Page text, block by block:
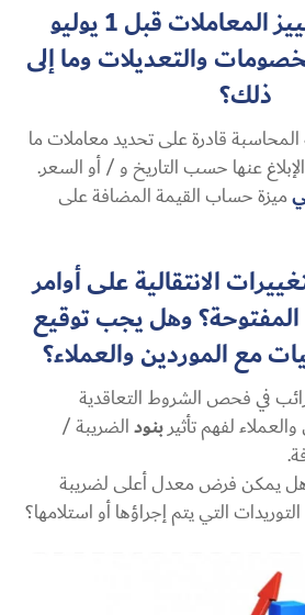
كيف سيتم تمييز المعاملات قبل 1 يوليو
والتعديلات وما إلى
ذلك؟
قادرة على تحديد معاملات ما
ميزة حساب القيمة المضافة على
الانتقالية على أوامر
المفتوحة؟ وهل يجب توقيع
مع الموردين والعملاء؟
في فحص الشروط التعاقدية
لفهم تأثيربنودالضريبة /
يمكن فرض معدل أعلى لضريبة
التي يتم إجراؤها أو استلامها؟